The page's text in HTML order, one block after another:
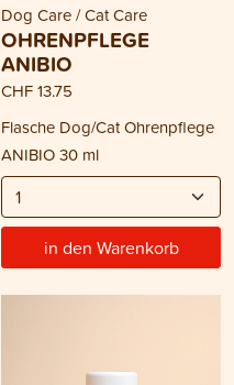
Dog Care / Cat Care
OHRENPFLEGE
ANIBIO
CHF 13.75
Flasche Dog/Cat Ohrenpflege
ANIBIO 30 ml
in den Warenkorb